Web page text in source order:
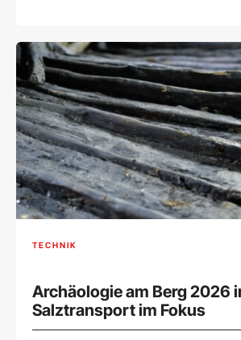
TECHNIK
Archäologie am Berg 2026
Salztransport im Fokus